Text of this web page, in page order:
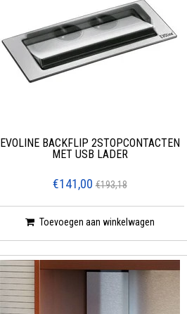
EVOLINE BACKFLIP 2STOPCONTACTEN
MET USB LADER
€141,00 €193,18
Toevoegen aan winkelwagen